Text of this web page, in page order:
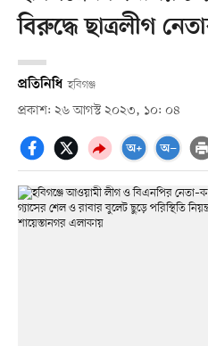
বিরুদ্ধে ছাত্রলীগ
প্রতিনিধি হবিগঞ্জ
প্রকাশ: ২৬ আগস্ট ২০২৩, ১০: ০৪